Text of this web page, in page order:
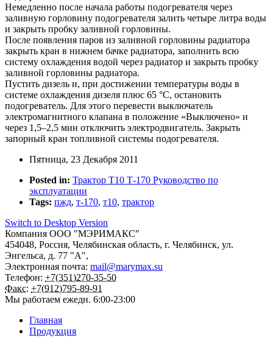
Немедленно после начала работы подогревателя через
заливную горловину подогревателя залить четыре литра воды
и закрыть пробку заливной горловины.
После появления паров из заливной горловины радиатора
закрыть кран в нижнем бачке радиатора, заполнить всю
систему охлаждения водой через радиатор и закрыть пробку
заливной горловины радиатора.
Пустить дизель и, при достижении температуры воды в
системе охлаждения дизеля плюс 65 °С, остановить
подогреватель. Для этого перевести выключатель
электромагнитного клапана в положение «Выключено» и
через 1,5–2,5 мин отключить электродвигатель. Закрыть
запорный кран топливной системы подогревателя.
Пятница, 23 Декабря 2011
Posted in: Трактор Т10 Т-170 Руководство по
эксплуатации
Tags: пжд, т-170, т10, трактор
Switch to Desktop Version
Компания ООО "МЭРИМАКС"
454048, Россия, Челябинская область, г. Челябинск, ул.
Энгельса, д. 77 "А",
Электронная почта: mail@marymax.su
Телефон: +7(351)270-35-50
Факс: +7(912)795-89-91
Мы работаем ежедн. 6:00-23:00
Главная
Продукция